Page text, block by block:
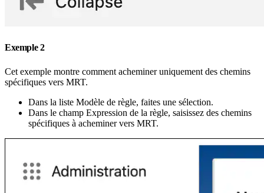
Exemple 2
Cet exemple montre comment acheminer uniquement des chemins
spécifiques vers MRT.
Dans la liste Modèle de règle, faites une sélection.
Dans le champ Expression de la règle, saisissez des chemins
spécifiques à acheminer vers MRT.